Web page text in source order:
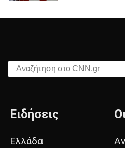
Αναζήτηση στο CNN.gr
Ειδήσεις
Ελλάδα